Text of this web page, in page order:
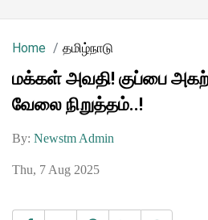
Home தமிழ்நாடு
மக்கள் அவதி! குப்பை
வேலை நிறுத்தம்..!
By: Newstm Admin
Thu, 7 Aug 2025